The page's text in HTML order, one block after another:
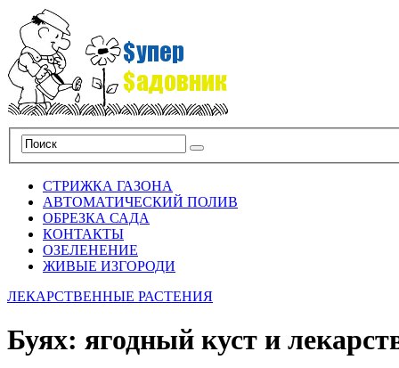
СТРИЖКА ГАЗОНА
АВТОМАТИЧЕСКИЙ ПОЛИВ
ОБРЕЗКА САДА
КОНТАКТЫ
ОЗЕЛЕНЕНИЕ
ЖИВЫЕ ИЗГОРОДИ
ЛЕКАРСТВЕННЫЕ РАСТЕНИЯ
Буях: ягодный куст и